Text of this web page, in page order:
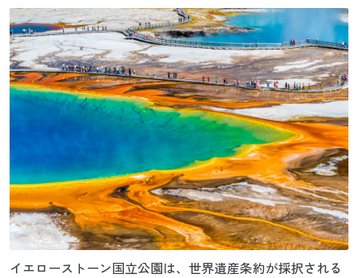
イエローストーン国立公園は、世界遺産条約が採択される